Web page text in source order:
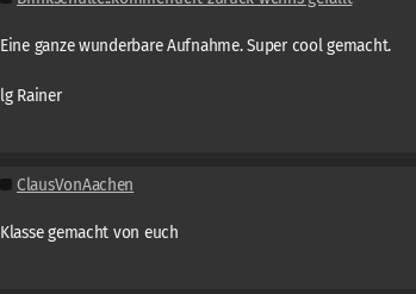
Eine ganze wunderbare Aufnahme. Super cool gemacht.
lg Rainer
ClausVonAachen
Klasse gemacht von euch